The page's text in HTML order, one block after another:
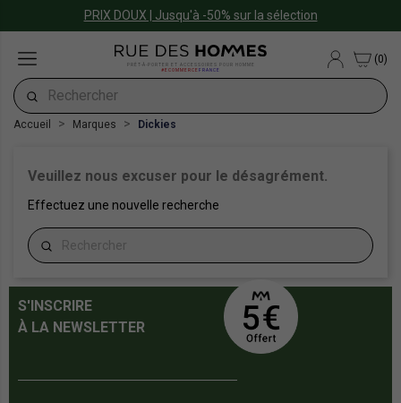
PRIX DOUX | Jusqu'à -50% sur la sélection
PRÊT-À-PORTER ET ACCESSOIRES POUR HOMME
#ECOMMERCE FRANCE
(0)
Accueil Marques Dickies
Veuillez nous excuser pour le désagrément.
Effectuez une nouvelle recherche
S'INSCRIRE
À LA NEWSLETTER